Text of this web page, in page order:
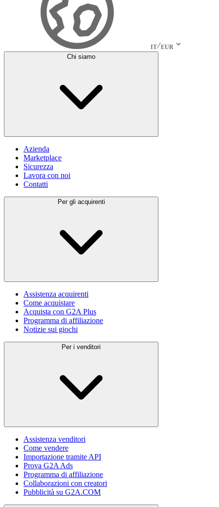
IT EUR
Chi siamo
Azienda
Marketplace
Sicurezza
Lavora con noi
Contatti
Per gli acquirenti
Assistenza acquirenti
Come acquistare
Acquista con G2A Plus
Programma di affiliazione
Notizie sui giochi
Per i venditori
Assistenza venditori
Come vendere
Importazione tramite API
Prova G2A Ads
Programma di affiliazione
Collaborazioni con creatori
Pubblicità su G2A.COM